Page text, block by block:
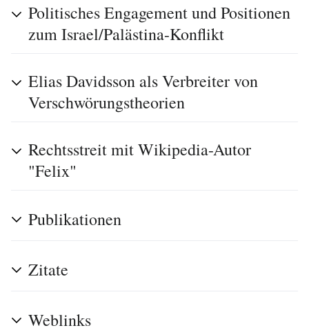
Politisches Engagement und Positionen
zum Israel/Palästina-Konflikt
Elias Davidsson als Verbreiter von
Verschwörungstheorien
Rechtsstreit mit Wikipedia-Autor
"Felix"
Publikationen
Zitate
Weblinks